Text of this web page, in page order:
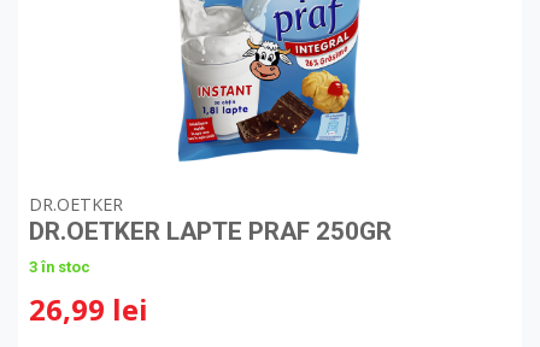
DR.OETKER
DR.OETKER LAPTE PRAF 250GR
3 în stoc
26,99 lei